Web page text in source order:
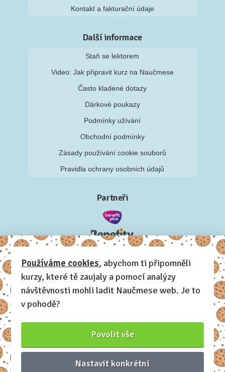
Kontakt a fakturační údaje
Další informace
Staň se lektorem
Video: Jak připravit kurz na Naučmese
Často kladené dotazy
Dárkové poukazy
Podmínky užívání
Obchodní podmínky
Zásady používání cookie souborů
Pravidla ochrany osobních údajů
Partneři
Naučmese, 2012-2026.
Používáme cookies, abychom ti připomněli
kurzy, které tě zaujaly a pomocí analýzy
návštěvnosti mohli ladit Naučmese web. Je to
v pohodě?
Povolit vše
Nastavit konkrétní